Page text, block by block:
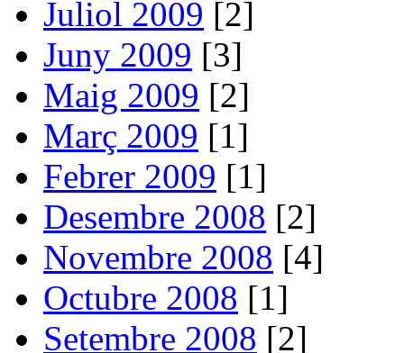
Juliol 2009 [2]
Juny 2009 [3]
Maig 2009 [2]
Març 2009 [1]
Febrer 2009 [1]
Desembre 2008 [2]
Novembre 2008 [4]
Octubre 2008 [1]
Setembre 2008 [2]